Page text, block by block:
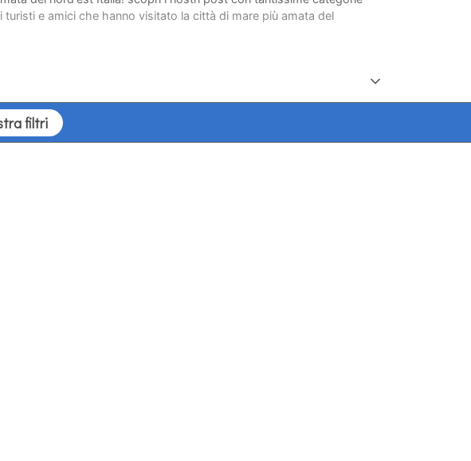
e amici che hanno visitato la città di mare più amata del
filtri